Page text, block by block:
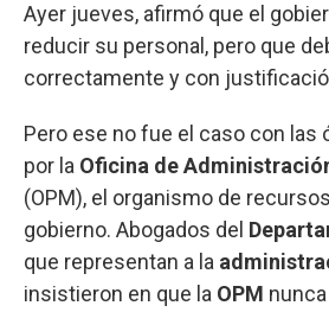
Ayer jueves, afirmó que el
reducir su personal, pero que
correctamente y con
Pero ese no fue el caso con las
por la Oficina de
(OPM), el organismo de
gobierno. Abogados del
que representan a la
insistieron en que la OPM